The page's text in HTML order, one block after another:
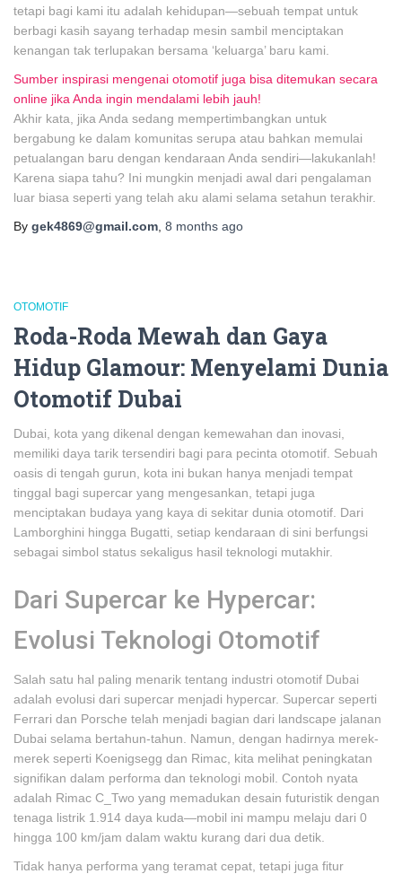
tetapi bagi kami itu adalah kehidupan—sebuah tempat untuk
berbagi kasih sayang terhadap mesin sambil menciptakan
kenangan tak terlupakan bersama ‘keluarga’ baru kami.
Sumber inspirasi mengenai otomotif juga bisa ditemukan secara
online jika Anda ingin mendalami lebih jauh!
Akhir kata, jika Anda sedang mempertimbangkan untuk
bergabung ke dalam komunitas serupa atau bahkan memulai
petualangan baru dengan kendaraan Anda sendiri—lakukanlah!
Karena siapa tahu? Ini mungkin menjadi awal dari pengalaman
luar biasa seperti yang telah aku alami selama setahun terakhir.
By gek4869@gmail.com 8 months ago
OTOMOTIF
Roda-Roda Mewah dan Gaya
Hidup Glamour: Menyelami Dunia
Otomotif Dubai
Dubai, kota yang dikenal dengan kemewahan dan inovasi,
memiliki daya tarik tersendiri bagi para pecinta otomotif. Sebuah
oasis di tengah gurun, kota ini bukan hanya menjadi tempat
tinggal bagi supercar yang mengesankan, tetapi juga
menciptakan budaya yang kaya di sekitar dunia otomotif. Dari
Lamborghini hingga Bugatti, setiap kendaraan di sini berfungsi
sebagai simbol status sekaligus hasil teknologi mutakhir.
Dari Supercar ke Hypercar:
Evolusi Teknologi Otomotif
Salah satu hal paling menarik tentang industri otomotif Dubai
adalah evolusi dari supercar menjadi hypercar. Supercar seperti
Ferrari dan Porsche telah menjadi bagian dari landscape jalanan
Dubai selama bertahun-tahun. Namun, dengan hadirnya merek-
merek seperti Koenigsegg dan Rimac, kita melihat peningkatan
signifikan dalam performa dan teknologi mobil. Contoh nyata
adalah Rimac C_Two yang memadukan desain futuristik dengan
tenaga listrik 1.914 daya kuda—mobil ini mampu melaju dari 0
hingga 100 km/jam dalam waktu kurang dari dua detik.
Tidak hanya performa yang teramat cepat, tetapi juga fitur